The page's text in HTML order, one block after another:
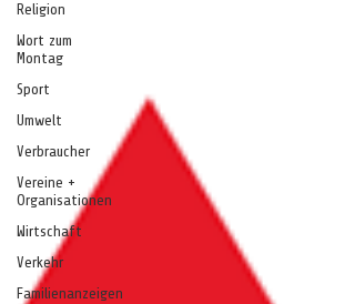
Religion
Wort zum
Montag
Sport
Umwelt
Verbraucher
Vereine +
Organisationen
Wirtschaft
Verkehr
Familienanzeigen